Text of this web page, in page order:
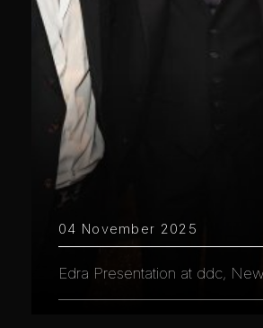
04 November 2025
Edra Presentation at ddc,